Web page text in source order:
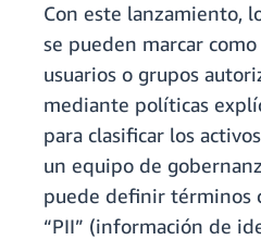
Con este lanzamiento,
se pueden marcar
usuarios o grupos
mediante políticas
para clasificar los
un equipo de
puede definir términos
“PII” (información de